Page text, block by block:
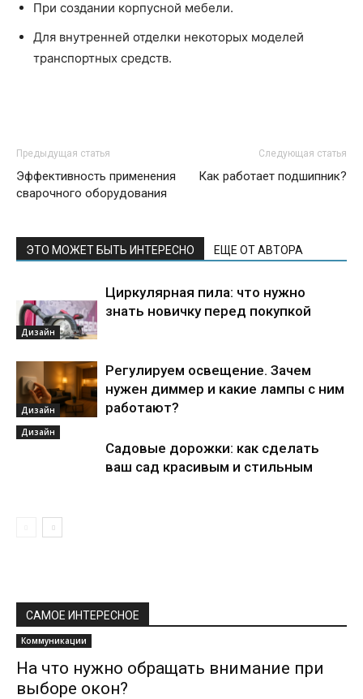
При создании корпусной мебели.
Для внутренней отделки некоторых моделей
транспортных средств.
Предыдущая статья
Эффективность применения
сварочного оборудования
Следующая статья
Как работает подшипник?
ЭТО МОЖЕТ БЫТЬ ИНТЕРЕСНО ЕЩЕ ОТ АВТОРА
Дизайн
Циркулярная пила: что нужно
знать новичку перед покупкой
Дизайн
Регулируем освещение. Зачем
нужен диммер и какие лампы с ним
работают?
Дизайн
Садовые дорожки: как сделать
ваш сад красивым и стильным
САМОЕ ИНТЕРЕСНОЕ
Коммуникации
На что нужно обращать внимание при
выборе окон?